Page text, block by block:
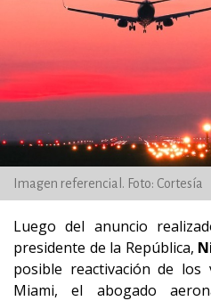
Imagen referencial. Foto: Cortesía
Luego del anuncio
presidente de la República,
posible reactivación de los
Miami, el abogado